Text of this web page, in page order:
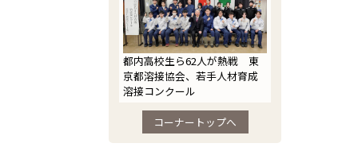
都内高校生ら62人が熱戦 東
京都溶接協会、若手人材育成
溶接コンクール
コーナートップへ